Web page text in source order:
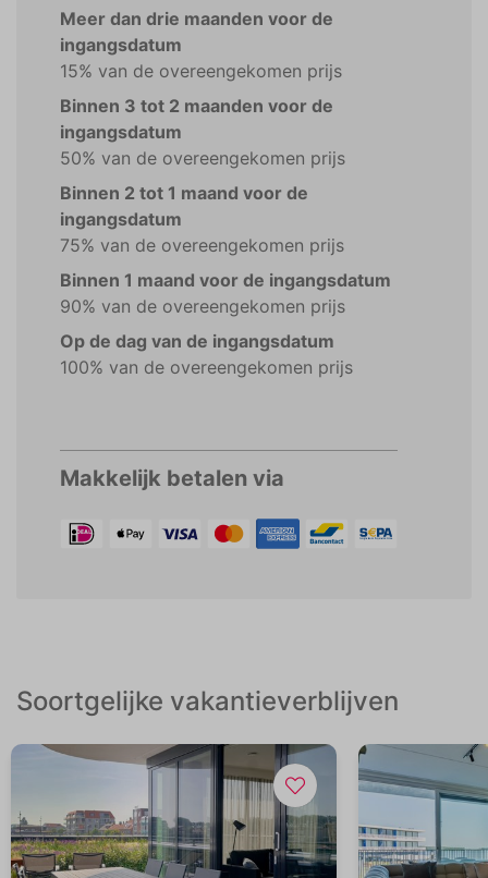
Meer dan drie maanden voor de
ingangsdatum
15% van de overeengekomen prijs
Binnen 3 tot 2 maanden voor de
ingangsdatum
50% van de overeengekomen prijs
Binnen 2 tot 1 maand voor de
ingangsdatum
75% van de overeengekomen prijs
Binnen 1 maand voor de ingangsdatum
90% van de overeengekomen prijs
Op de dag van de ingangsdatum
100% van de overeengekomen prijs
Makkelijk betalen via
Soortgelijke vakantieverblijven